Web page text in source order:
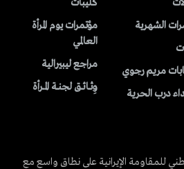
الشهریة
مريم رجوي
درب الحرية
مؤتمرات يوم المرأة
العالمي
مراجع ليبيرالية
وِثــائــق لجنــة المــرأة
للمقاومة الإيرانية على نطاق واسع مع